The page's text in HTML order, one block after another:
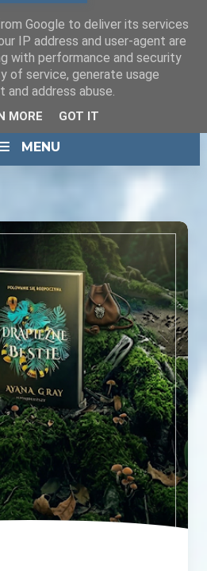
MENU
Google to deliver its services
IP address and user-agent are
with performance and security
of service, generate usage
address abuse.
MORE GOT IT